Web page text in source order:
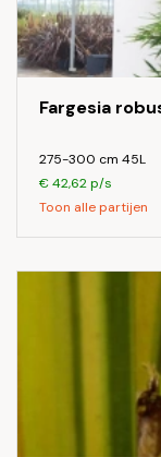
Fargesia
275-300 cm 45L
€ 42,62 p/s
Toon alle partijen